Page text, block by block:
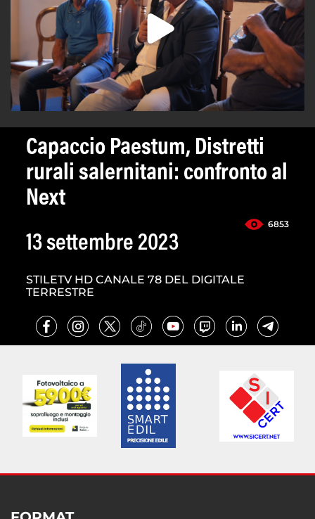
Capaccio Paestum, Distretti
rurali salernitani: confronto al
Next
6853
13 settembre 2023
STILETV HD CANALE 78 DEL DIGITALE
TERRESTRE